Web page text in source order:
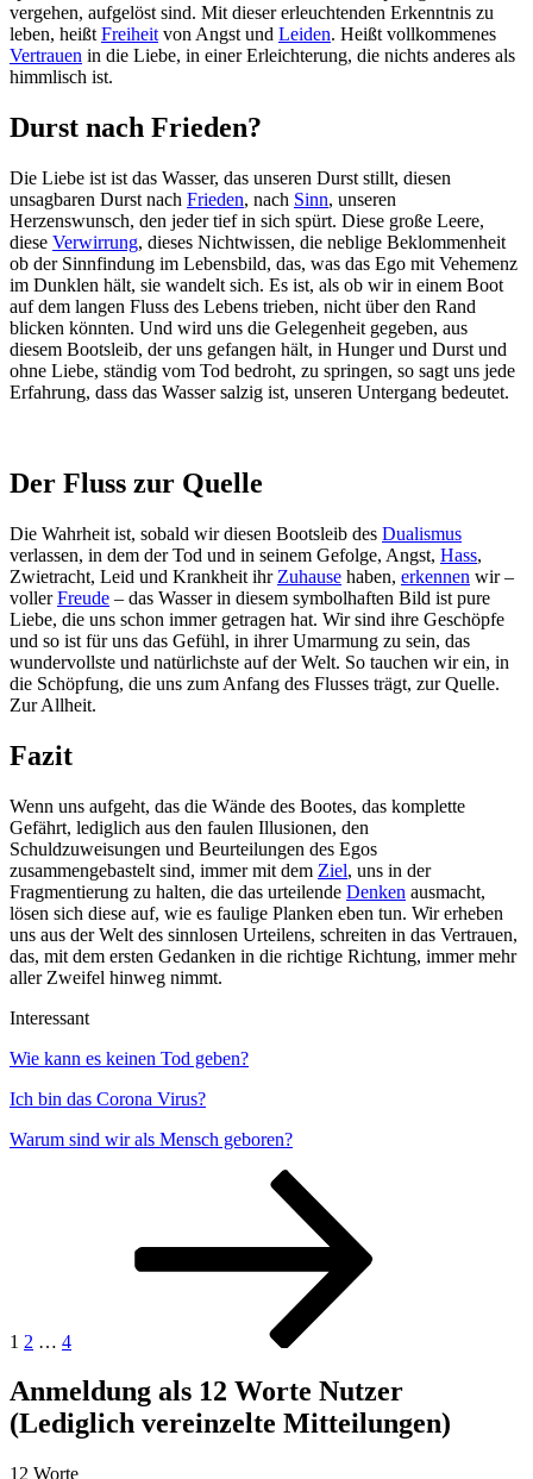
vergehen, aufgelöst sind. Mit dieser erleuchtenden Erkenntnis zu
leben, heißt Freiheit von Angst und Leiden. Heißt vollkommenes
Vertrauen in die Liebe, in einer Erleichterung, die nichts anderes als
himmlisch ist.
Durst nach Frieden?
Die Liebe ist ist das Wasser, das unseren Durst stillt, diesen
unsagbaren Durst nach Frieden, nach Sinn, unseren
Herzenswunsch, den jeder tief in sich spürt. Diese große Leere,
diese Verwirrung, dieses Nichtwissen, die neblige Beklommenheit
ob der Sinnfindung im Lebensbild, das, was das Ego mit Vehemenz
im Dunklen hält, sie wandelt sich. Es ist, als ob wir in einem Boot
auf dem langen Fluss des Lebens trieben, nicht über den Rand
blicken könnten. Und wird uns die Gelegenheit gegeben, aus
diesem Bootsleib, der uns gefangen hält, in Hunger und Durst und
ohne Liebe, ständig vom Tod bedroht, zu springen, so sagt uns jede
Erfahrung, dass das Wasser salzig ist, unseren Untergang bedeutet.
Der Fluss zur Quelle
Die Wahrheit ist, sobald wir diesen Bootsleib des Dualismus
verlassen, in dem der Tod und in seinem Gefolge, Angst, Hass,
Zwietracht, Leid und Krankheit ihr Zuhause haben, erkennen wir –
vollerFreude – das Wasser in diesem symbolhaften Bild ist pure
Liebe, die uns schon immer getragen hat. Wir sind ihre Geschöpfe
und so ist für uns das Gefühl, in ihrer Umarmung zu sein, das
wundervollste und natürlichste auf der Welt. So tauchen wir ein, in
die Schöpfung, die uns zum Anfang des Flusses trägt, zur Quelle.
Zur Allheit.
Fazit
Wenn uns aufgeht, das die Wände des Bootes, das komplette
Gefährt, lediglich aus den faulen Illusionen, den
Schuldzuweisungen und Beurteilungen des Egos
zusammengebastelt sind, immer mit dem Ziel, uns in der
Fragmentierung zu halten, die das urteilende Denken ausmacht,
lösen sich diese auf, wie es faulige Planken eben tun. Wir erheben
uns aus der Welt des sinnlosen Urteilens, schreiten in das Vertrauen,
das, mit dem ersten Gedanken in die richtige Richtung, immer mehr
aller Zweifel hinweg nimmt.
Interessant
Wie kann es keinen Tod geben?
Ich bin das Corona Virus?
Warum sind wir als Mensch geboren?
1 2 … 4
Anmeldung als 12 Worte Nutzer
(Lediglich vereinzelte Mitteilungen)
12 Worte